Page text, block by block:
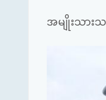
အမျိုးသား